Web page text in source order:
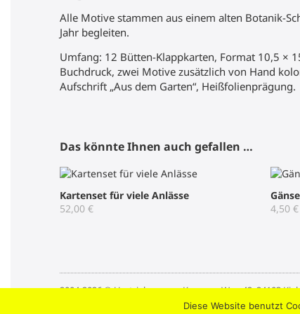
Alle Motive stammen aus einem alten Botanik-
Jahr begleiten.
Umfang: 12 Bütten-Klappkarten, Format 10,5 ×
Buchdruck, zwei Motive zusätzlich von Hand
Aufschrift „Aus dem Garten“, Heißfolienprägung.
Das könnte Ihnen auch gefallen …
Kartenset für viele Anlässe
52,00 €
4,50 €
2004-2026 © Umtriebpresse . Knooper Weg 42, 24103
Diese Website benutzt